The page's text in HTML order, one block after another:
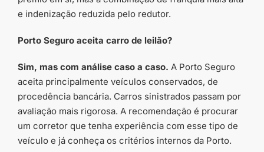
e indenização reduzida pelo redutor.
Porto Seguro aceita carro de leilão?
Sim, mas com análise caso a caso. A Porto Seguro
aceita principalmente veículos conservados, de
procedência bancária. Carros sinistrados passam por
avaliação mais rigorosa. A recomendação é procurar
um corretor que tenha experiência com esse tipo de
veículo e já conheça os critérios internos da Porto.